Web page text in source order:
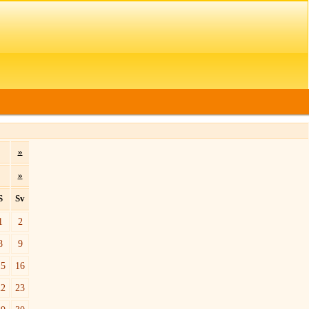
»
»
Sv
2
9
16
23